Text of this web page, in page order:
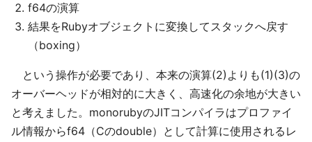
f64の演算
結果をRubyオブジェクトに変換してスタックへ戻す
（boxing）
という操作が必要であり、本来の演算(2)よりも(1)(3)の
オーバーヘッドが相対的に大きく、高速化の余地が大きい
と考えました。monorubyのJITコンパイラはプロファイ
ル情報からf64（Cのdouble）として計算に使用されるレ